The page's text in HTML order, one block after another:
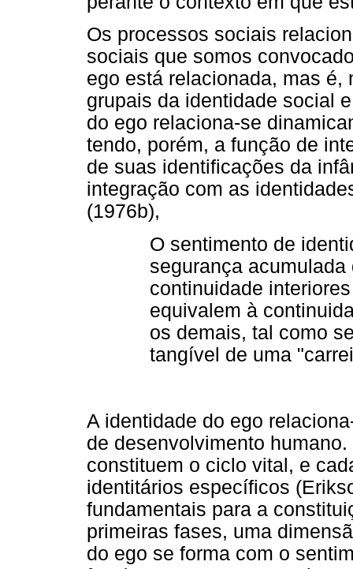
Os processos sociais
sociais que somos
ego está relacionada, mas é,
grupais da identidade social
do ego relaciona-se
tendo, porém, a função de
de suas identificações da
integração com as
(1976b),
O sentimento de
segurança
continuidade
equivalem à
os demais, tal como
tangível de uma
A identidade do ego
de desenvolvimento
constituem o ciclo vital, e
identitários específicos
fundamentais para a
primeiras fases, uma
do ego se forma com o